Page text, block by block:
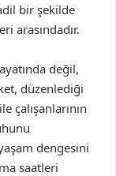
bir şekilde
arasındadır.
değil,
düzenlediği
çalışanlarının
dengesini
saatleri